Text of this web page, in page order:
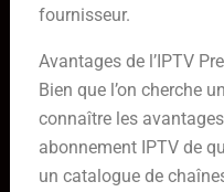
fournisseur.
Avantages de l’IPTV
Bien que l’on cherche
connaître les
abonnement IPTV de
un catalogue de